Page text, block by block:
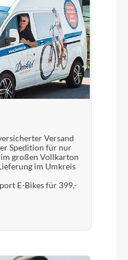
Versand
Spedition für nur
großen Vollkarton
im Umkreis
E-Bikes für 399,-